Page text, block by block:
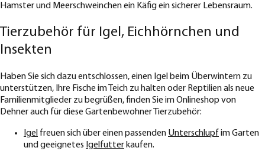
Hamster und Meerschweinchen ein Käfig ein sicherer Lebensraum.
Tierzubehör für Igel, Eichhörnchen und
Insekten
Haben Sie sich dazu entschlossen, einen Igel beim Überwintern zu
unterstützen, Ihre Fische im Teich zu halten oder Reptilien als neue
Familienmitglieder zu begrüßen, finden Sie im Onlineshop von
Dehner auch für diese Gartenbewohner Tierzubehör:
Igel freuen sich über einen passenden Unterschlupf im Garten
und geeignetes Igelfutter kaufen.